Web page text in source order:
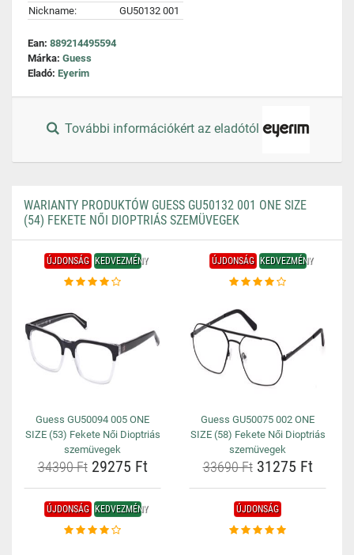
Nickname:
GU50132 001
Ean: 889214495594
Márka: Guess
Eladó: Eyerim
További információkért az eladótól
WARIANTY PRODUKTÓW GUESS GU50132 001 ONE SIZE
(54) FEKETE NŐI DIOPTRIÁS SZEMÜVEGEK
ÚJDONSÁG KEDVEZMÉNY
Guess GU50094 005 ONE
SIZE (53) Fekete Női Dioptriás
szemüvegek
34390 Ft29275 Ft
ÚJDONSÁG KEDVEZMÉNY
Guess GU50075 002 ONE
SIZE (58) Fekete Női Dioptriás
szemüvegek
33690 Ft31275 Ft
ÚJDONSÁG KEDVEZMÉNY ÚJDONSÁG